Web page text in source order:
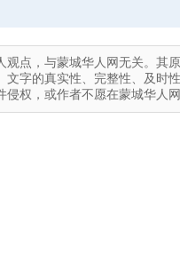
观点，与蒙城华人网无关。其
文字的真实性、完整性、及时
侵权，或作者不愿在蒙城华人